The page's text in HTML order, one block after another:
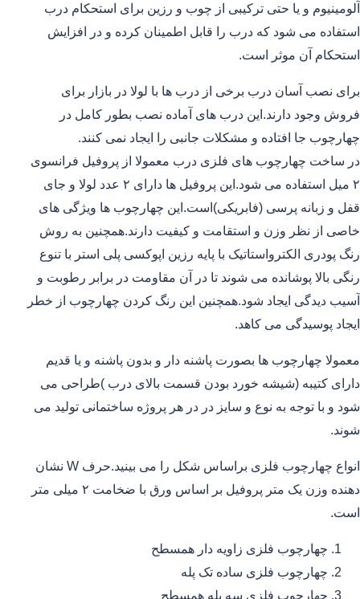
آلومینیوم و یا حتی ترکیبی از چوب و رزین برای استحکام درب
استفاده می شود که درب را قابل اطمینان کرده و در افزایش
استحکام آن موثر است.
برای نصب آسان درب برخی از درب ها با لولا در بازار برای
فروش وجود دارند.این درب های آماده نصب بطور کامل در
چهارچوب جا افتاده و مشکلات جانبی را ایجاد نمی کنند.
در ساخت چهارچوب های فلزی درب معمولا از پروفیل فرانسوی
۲ میل استفاده می شود.این پروفیل ها دارای ۲ عدد لولا و جای
قفل و زبانه پرسی (فابریکی)است.این چهارچوب ها ویژگی های
خاصی از نظر وزن و استقامت و کیفیت دارند.همچنین به روش
رنگ پودری الکترواستاتیک با پایه رزین اپوکسی پلی استر با تنوع
رنگی بالا پوشانده می شوند تا در آن مقاومت در برابر رطوبت و
آسیب دیدگی ایجاد شود.همچنین این رنگ کردن چهارچوب از خطر
ایجاد پوسیدگی می کاهد.
معمولا چهارچوب ها بصورت پاشنه دار و بدون پاشنه و یا قدیم
دارای کتیبه (شیشه خورد بودن قسمت بالای درب )طراحی می
شود و با توجه به نوع و سایز در در هر پروژه ساختمانی تولید می
شوند.
انواع چهارچوب فلزی براساس شکل را می بینید.حرف W نشان
دهنده وزن یک متر پروفیل بر اساس ورق با ضخامت ۲ میلی متر
است.
چهارچوب فلزی زاویه دار همسطح
چهارچوب فلزی ساده تک پله
چهارچوب فلزی سه پله همسطح